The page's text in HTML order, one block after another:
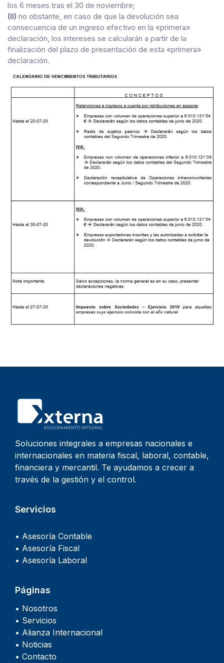
los 6 meses tras el 30 de noviembre;
(II) no obstante, en caso de que la devolución sea
consecuencia de un ingreso efectivo en la «primera»
declaración, los intereses se calcularán a partir de la
finalización del plazo de presentación de esta «primera»
declaración.
Soluciones integrales a empresas nacionales e
internacionales en materia fiscal, laboral, contable,
financiera y mercantil. Te ayudamos a crecer a
través de la gestión y el control.
Servicios
• Asesoría Contable
• Asesoría Fiscal
• Asesoría Laboral
Páginas
• Nosotros
• Servicios
• Alianza Internacional
• Noticias
• Contacto